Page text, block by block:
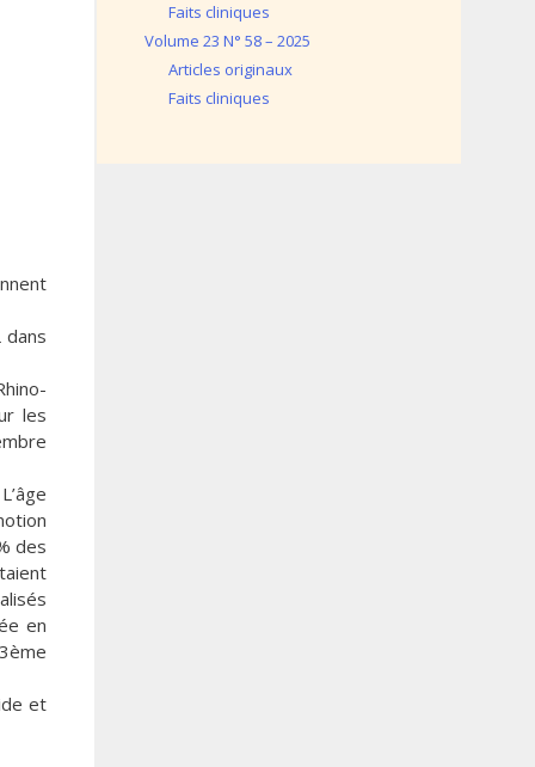
les
des
en
et
Faits cliniques
Volume 23 N° 58 – 2025
Articles originaux
Faits cliniques